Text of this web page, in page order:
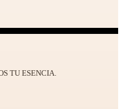
TU ESENCIA.